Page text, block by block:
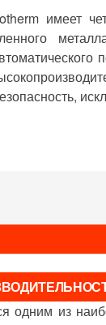
имеет
из